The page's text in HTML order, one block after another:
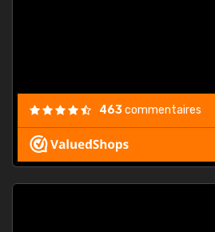
463commentaires